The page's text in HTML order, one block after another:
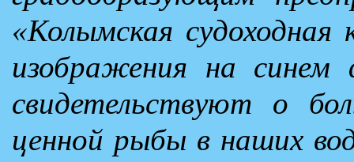
«Колымская
изображения на
свидетельствуют о
ценной рыбы в наших